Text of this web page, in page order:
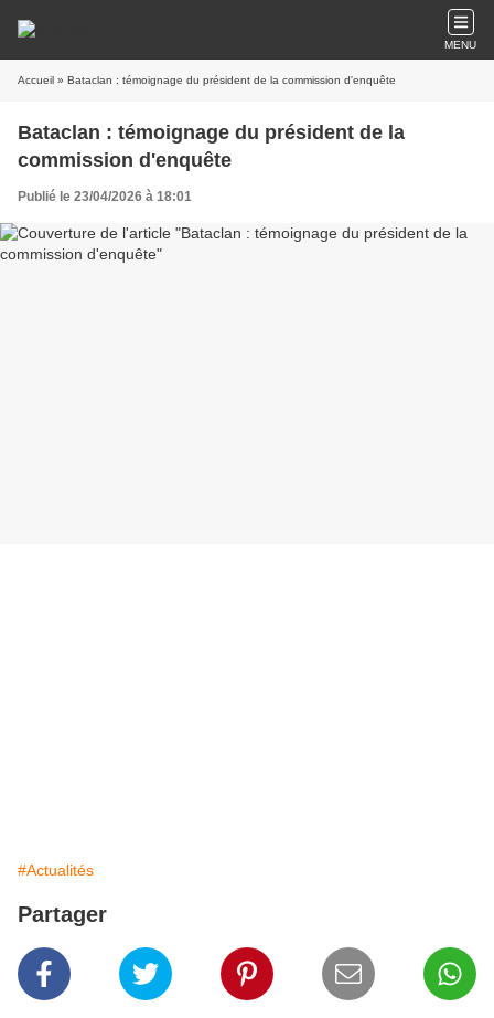
MENU
Accueil » Bataclan : témoignage du président de la commission d'enquête
Bataclan : témoignage du président de la
commission d'enquête
Publié le 23/04/2026 à 18:01
#Actualités
Partager